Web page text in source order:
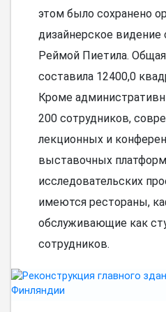
этом было сохранено
дизайнерское видение
Реймой Пиетила.
составила 12400,0
Кроме
200 сотрудников,
лекционных и
выставочных
исследовательских
имеются рестораны,
обслуживающие как
сотрудников.